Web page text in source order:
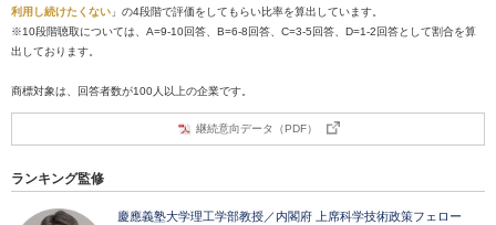
利用し続けたくない 」の4段階で評価をしてもらい比率を算出しています。
※10段階聴取については、A=9-10回答、B=6-8回答、C=3-5回答、D=1-2回答として割合を算
出しております。
商標対象は、回答者数が100人以上の企業です。
継続意向データ（PDF）
ランキング監修
慶應義塾大学理工学部教授／内閣府 上席科学技術政策フェロー